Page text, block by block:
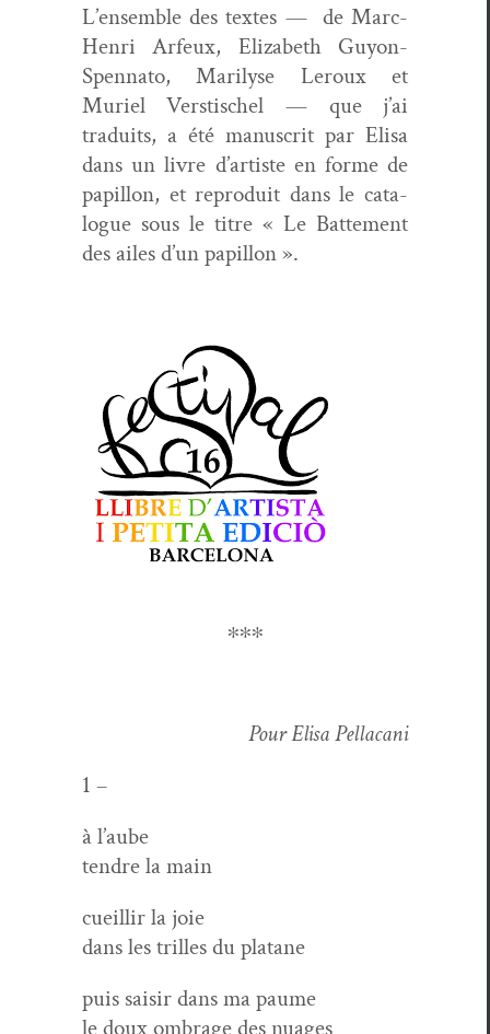
L’ensemble des textes — de Marc-
Hen­ri Arfeux, Eliz­a­beth Guy­on-
Spen­na­to, Mar­il­yse Ler­oux et
Muriel Ver­stis­chel — que j’ai
traduits, a été man­u­scrit par Elisa
dans un livre d’artiste en forme de
papil­lon, et repro­duit dans le cat­a­
logue sous le titre « Le Bat­te­ment
des ailes d’un papillon ».
∗∗∗
Pour Elisa Pellacani
1 –
à l’aube
ten­dre la main
cueil­lir la joie
dans les trilles du platane
puis saisir dans ma paume
le doux ombrage des nuages